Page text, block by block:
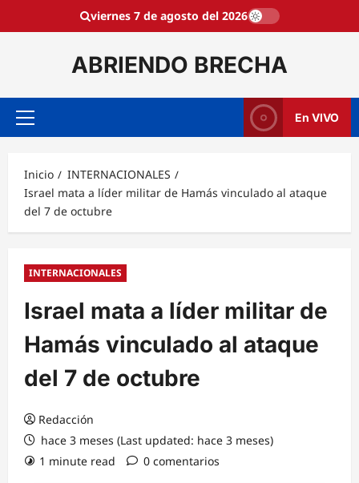
viernes 7 de agosto del 2026
ABRIENDO BRECHA
Menú
En VIVO
Inicio
INTERNACIONALES
Israel mata a líder militar de Hamás vinculado al ataque
del 7 de octubre
INTERNACIONALES
Israel mata a líder militar de
Hamás vinculado al ataque
del 7 de octubre
Redacción
hace 3 meses (Last updated: hace 3 meses)
1 minute read
0 comentarios